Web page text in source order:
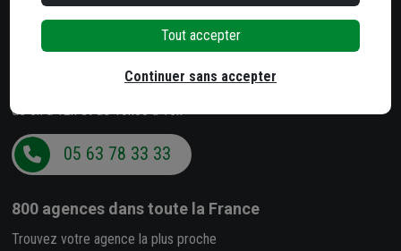
Notre service client est à votre écoute
Du lundi au jeudi
de 8h à 12h et de 13h30 à 16h
05 63 78 33 33
800 agences dans toute la France
Trouvez votre agence la plus proche
Tout accepter
Continuer sans accepter